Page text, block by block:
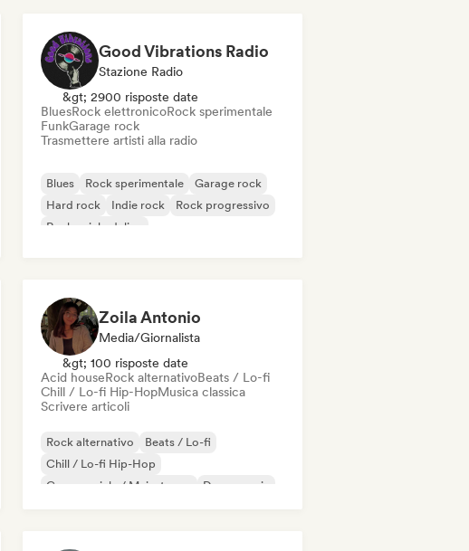
Good Vibrations Radio
Stazione Radio
&gt; 2900 risposte date
BluesRock elettronicoRock sperimentale
FunkGarage rock
Trasmettere artisti alla radio
Blues Rock sperimentale
Garage rock
Hard rock
Indie rock
Rock progressivo
Rock psichedelico
Zoila Antonio
Media/Giornalista
&gt; 100 risposte date
Acid houseRock alternativoBeats / Lo-fi
Chill / Lo-fi Hip-HopMusica classica
Scrivere articoli
Rock alternativo
Beats / Lo-fi
Chill / Lo-fi Hip-Hop
Commerciale / Mainstream
Dance music